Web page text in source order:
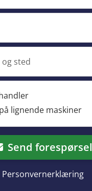
sted
lignende maskiner
Send forespørsel
Personvernerklæring